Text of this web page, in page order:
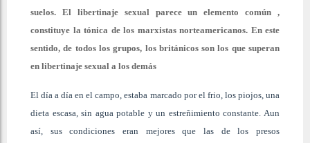
suelos. El libertinaje sexual parece un elemento común ,
constituye la tónica de los marxistas norteamericanos. En este
sentido, de todos los grupos, los británicos son los que superan
en libertinaje sexual a los demás
El día a día en el campo, estaba marcado por el frio, los piojos, una
dieta escasa, sin agua potable y un estreñimiento constante. Aun
así, sus condiciones eran mejores que las de los presos